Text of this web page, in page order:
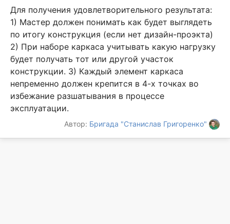
Для получения удовлетворительного результата:
1) Мастер должен понимать как будет выглядеть
по итогу конструкция (если нет дизайн-проэкта)
2) При наборе каркаса учитывать какую нагрузку
будет получать тот или другой участок
конструкции. 3) Каждый элемент каркаса
непременно должен крепится в 4-х точках во
избежание разшатывания в процессе
эксплуатации.
Автор: Бригада "Станислав Григоренко"